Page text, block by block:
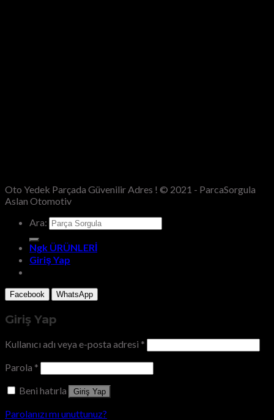
Oto Yedek Parçada Güvenilir Adres ! © 2021 - ParcaSorgula
Aslan Otomotiv
Ara:
Ngk ÜRÜNLERİ
Giriş Yap
Facebook WhatsApp
Giriş Yap
Kullanıcı adı veya e-posta adresi *
Parola *
Beni hatırla
Giriş Yap
Parolanızı mı unuttunuz?